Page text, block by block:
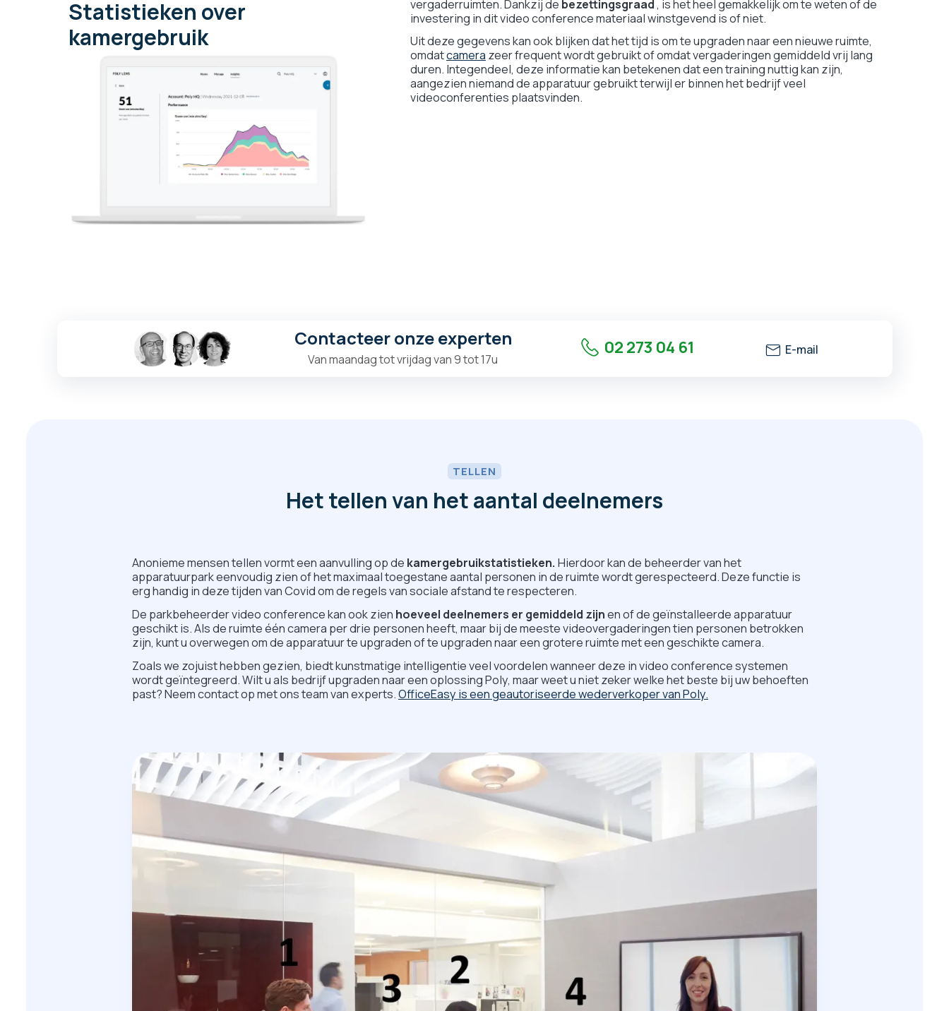
Statistieken over
kamergebruik
vergaderruimten. Dankzij de bezettingsgraad, is het heel gemakkelijk om te weten of de
investering in dit video conference materiaal winstgevend is of niet.
Uit deze gegevens kan ook blijken dat het tijd is om te upgraden naar een nieuwe ruimte,
omdatcamera zeer frequent wordt gebruikt of omdat vergaderingen gemiddeld vrij lang
duren. Integendeel, deze informatie kan betekenen dat een training nuttig kan zijn,
aangezien niemand de apparatuur gebruikt terwijl er binnen het bedrijf veel
videoconferenties plaatsvinden.
Contacteer onze experten
Van maandag tot vrijdag van 9 tot 17u
02 273 04 61 E-mail
TELLEN
Het tellen van het aantal deelnemers
Anonieme mensen tellen vormt een aanvulling op de kamergebruikstatistieken. Hierdoor kan de beheerder van het
apparatuurpark eenvoudig zien of het maximaal toegestane aantal personen in de ruimte wordt gerespecteerd. Deze functie is
erg handig in deze tijden van Covid om de regels van sociale afstand te respecteren.
De parkbeheerder video conference kan ook zien hoeveel deelnemers er gemiddeld zijnen of de geïnstalleerde apparatuur
geschikt is. Als de ruimte één camera per drie personen heeft, maar bij de meeste videovergaderingen tien personen betrokken
zijn, kunt u overwegen om de apparatuur te upgraden of te upgraden naar een grotere ruimte met een geschikte camera.
Zoals we zojuist hebben gezien, biedt kunstmatige intelligentie veel voordelen wanneer deze in video conference systemen
wordt geïntegreerd. Wilt u als bedrijf upgraden naar een oplossing Poly, maar weet u niet zeker welke het beste bij uw behoeften
past? Neem contact op met ons team van experts.OfficeEasy is een geautoriseerde wederverkoper van Poly.